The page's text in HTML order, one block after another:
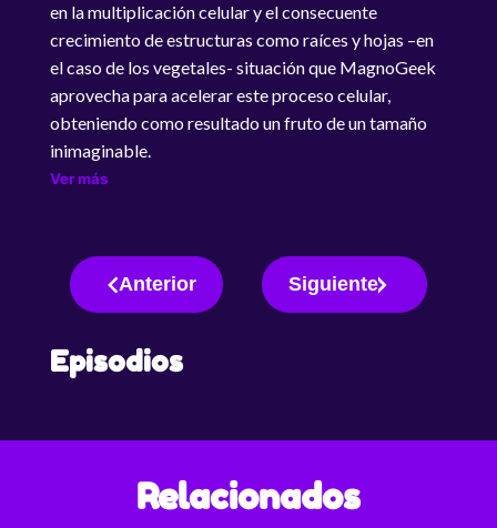
en la multiplicación celular y el consecuente
crecimiento de estructuras como raíces y hojas –en
el caso de los vegetales- situación que MagnoGeek
aprovecha para acelerar este proceso celular,
obteniendo como resultado un fruto de un tamaño
inimaginable.
Ver más
Anterior Siguiente
Episodios
Relacionados